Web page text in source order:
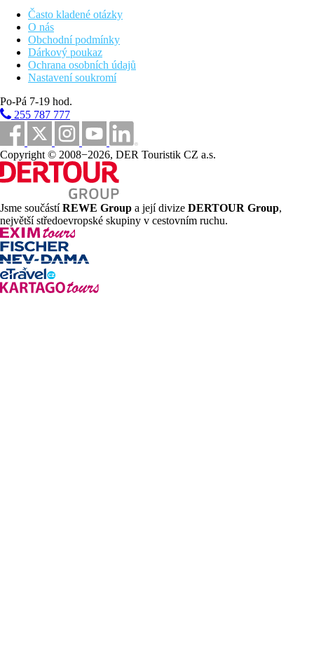
Vzdálenost od nejbližšího letiště
200 m
Centrum města
Pláž
Plážová dovolená
Bazény
Lehátka u bazénu
Slunečníky u bazénu
Fotogalerie
Často kladené otázky
O nás
Obchodní podmínky
Dárkový poukaz
Ochrana osobních údajů
Nastavení soukromí
Po-Pá 7-19 hod.
255 787 777
Copyright © 2008−2026, DER Touristik CZ a.s.
Jsme součástíREWE Group a její divize DERTOUR Group,
největší středoevropské skupiny v cestovním ruchu.